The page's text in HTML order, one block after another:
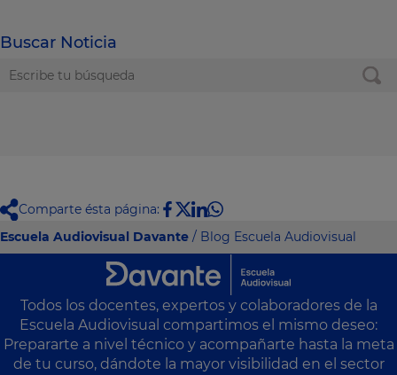
Buscar Noticia
Comparte ésta página:
Escuela Audiovisual Davante / Blog Escuela Audiovisual
Todos los docentes, expertos y colaboradores de la
Escuela Audiovisual compartimos el mismo deseo:
Prepararte a nivel técnico y acompañarte hasta la meta
de tu curso, dándote la mayor visibilidad en el sector